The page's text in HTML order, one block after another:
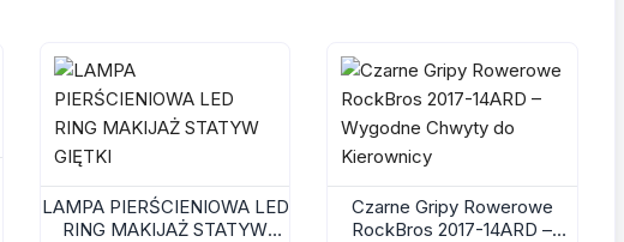
LAMPA PIERŚCIENIOWA LED
RING MAKIJAŻ STATYW
Czarne Gripy Rowerowe
RockBros 2017-14ARD –